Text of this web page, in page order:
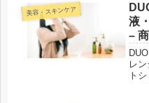
美容・スキンケア
液
–
レ
ト